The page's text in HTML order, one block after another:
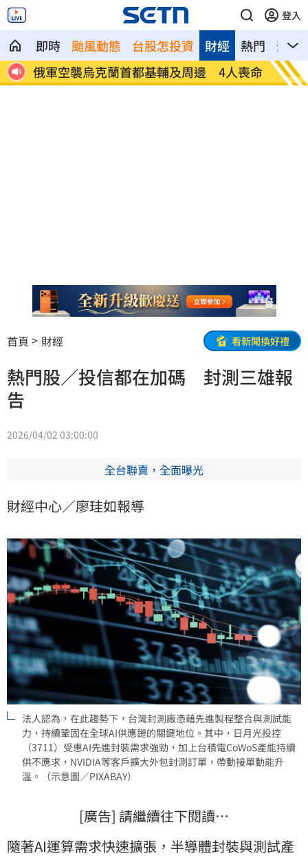
登入
即時 颱風動態 台股怎投資 熱門 影音
財經
命 費仔確定成自由球員 下一步動向引人關
注
米蘭
動
首頁 財經 看新聞換好禮
熱門股／投信都在加碼 封測三雄報
告
2026/04/02 03:00:00
全台聯賣，全面曝光
財經中心／廖珪如報導
法人認為，在此趨勢下，台灣封測廠憑藉先進製程整合與測試能
力，持續鞏固在全球AI供應鏈的關鍵地位。其中，日月光投控
（3711）受惠AI先進封裝需求強勁，加上台積電CoWoS產能持續
供不應求，NVIDIA等客戶擴大外包封測訂單，帶動接單動能升
溫。（示意圖／PIXABAY）
[廣告] 請繼續往下閱讀…
隨著AI運算需求快速擴張，半導體封裝與測試產